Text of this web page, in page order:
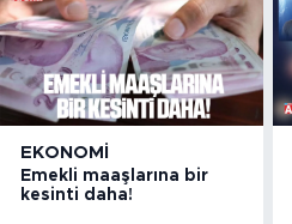
EKONOMI
Emekli maaşlarına bir
kesinti daha!